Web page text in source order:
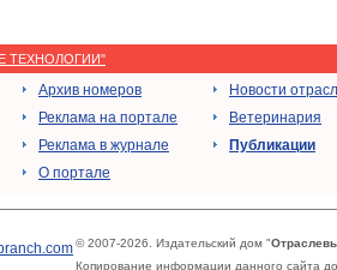
ТЕХНОЛОГИИ"
Архив номеров
Реклама на портале
Реклама в журнале
О портале
Новости
Ветеринария
Публикации
© 2007-2026. Издательский дом "
Копирование информации данного сайта